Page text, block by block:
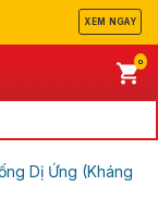
XEM NGAY
0
Dị Ứng (Kháng